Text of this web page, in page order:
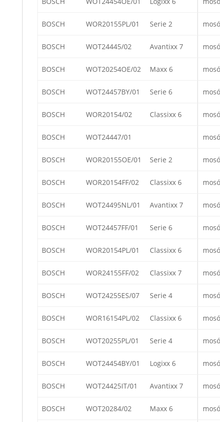
BOSCH WOR20155PL/01 Serie 2
BOSCH WOT24445/02 Avantixx 7
BOSCH WOT20254OE/02 Maxx 6
BOSCH WOT24457BY/01 Serie 6
BOSCH WOR20154/02 Classixx 6
BOSCH WOT24447/01
BOSCH WOR20155OE/01 Serie 2
BOSCH WOR20154FF/02 Classixx 6
BOSCH WOT24495NL/01 Avantixx 7
BOSCH WOT24457FF/01 Serie 6
BOSCH WOR20154PL/01 Classixx 6
BOSCH WOR24155FF/02 Classixx 7
BOSCH WOT24255ES/07 Serie 4
BOSCH WOR16154PL/02 Classixx 6
BOSCH WOT20255PL/01 Serie 4
BOSCH WOT24454BY/01 Logixx 6
BOSCH WOT24425IT/01 Avantixx 7
BOSCH WOT20284/02 Maxx 6